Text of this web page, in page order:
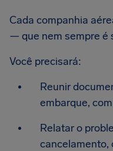
Cada companhia
— que nem sempre é
Você precisará:
Reunir
embarque,
Relatar o
cancelamento,